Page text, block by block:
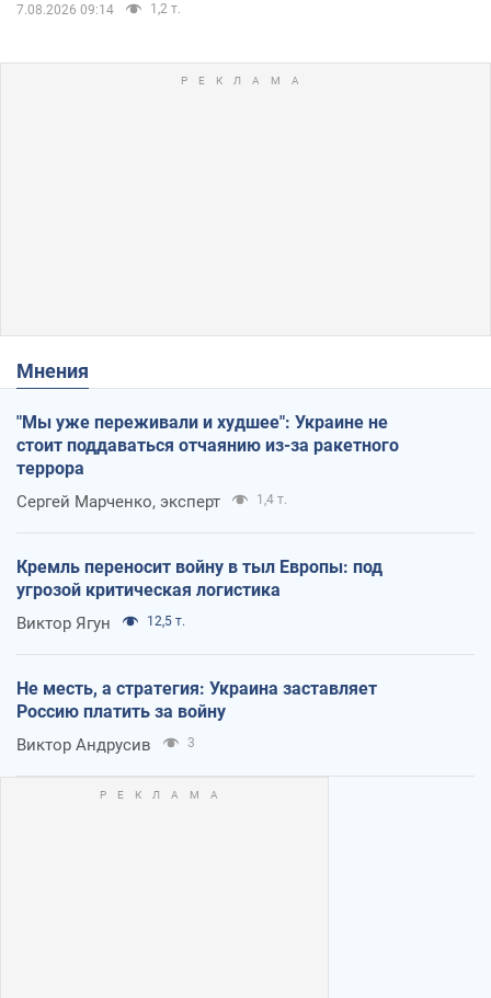
7.08.2026 09:14 1,2 т.
Мнения
"Мы уже переживали и худшее": Украине не
стоит поддаваться отчаянию из-за ракетного
террора
Сергей Марченко, эксперт 1,4 т.
Кремль переносит войну в тыл Европы: под
угрозой критическая логистика
Виктор Ягун 12,5 т.
Не месть, а стратегия: Украина заставляет
Россию платить за войну
Виктор Андрусив 3